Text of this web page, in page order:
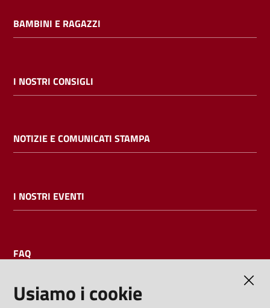
cataloghi
bibliotecario
BAMBINI E RAGAZZI
I NOSTRI CONSIGLI
NOTIZIE E COMUNICATI STAMPA
I NOSTRI EVENTI
FAQ
Usiamo i cookie